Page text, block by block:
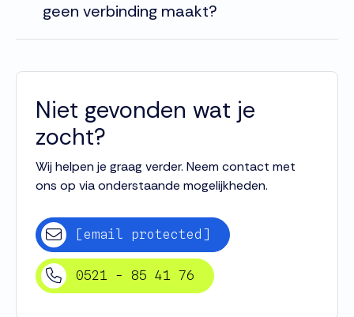
geen verbinding maakt?
Niet gevonden wat je
zocht?
Wij helpen je graag verder. Neem contact met
ons op via onderstaande mogelijkheden.
[email protected]
0521 - 85 41 76